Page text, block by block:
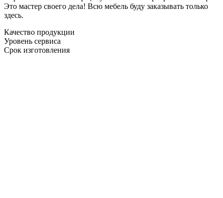
Это мастер своего дела! Всю мебель буду заказывать только
здесь.
Качество продукции
Уровень сервиса
Срок изготовления